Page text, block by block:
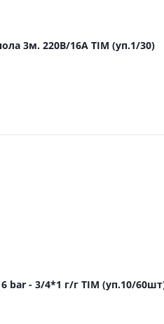
3м. 220В/16А TIM (уп.1/30)
bar - 3/4*1 г/г TIM (уп.10/